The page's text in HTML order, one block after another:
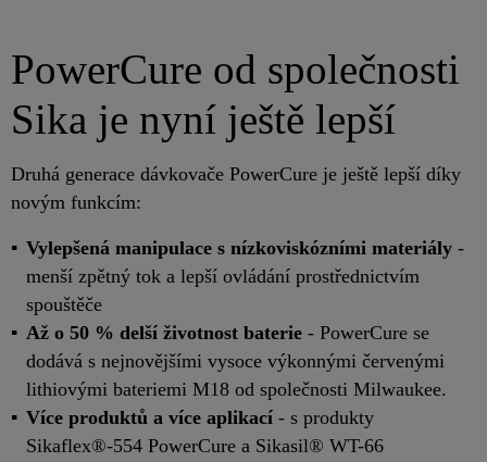
PowerCure od společnosti
Sika je nyní ještě lepší
Druhá generace dávkovače PowerCure je ještě lepší díky
novým funkcím:
Vylepšená manipulace s nízkoviskózními materiály -
menší zpětný tok a lepší ovládání prostřednictvím
spouštěče
Až o 50 % delší životnost baterie - PowerCure se
dodává s nejnovějšími vysoce výkonnými červenými
lithiovými bateriemi M18 od společnosti Milwaukee.
Více produktů a více aplikací - s produkty
Sikaflex®-554 PowerCure a Sikasil® WT-66